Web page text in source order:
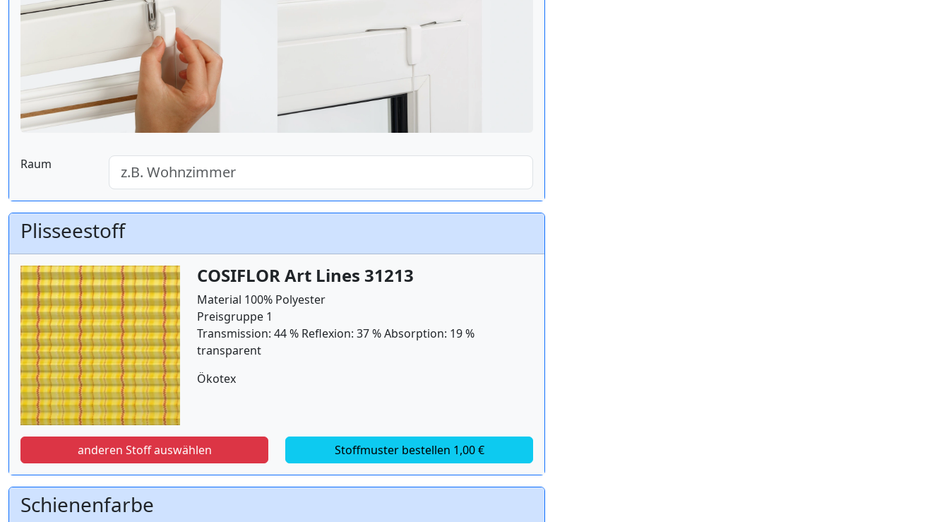
Raum
Plisseestoff
COSIFLOR Art Lines 31213
Material 100% Polyester
Preisgruppe 1
Transmission: 44 % Reflexion: 37 % Absorption: 19 %
transparent
Ökotex
anderen Stoff auswählen Stoffmuster bestellen 1,00 €
Schienenfarbe